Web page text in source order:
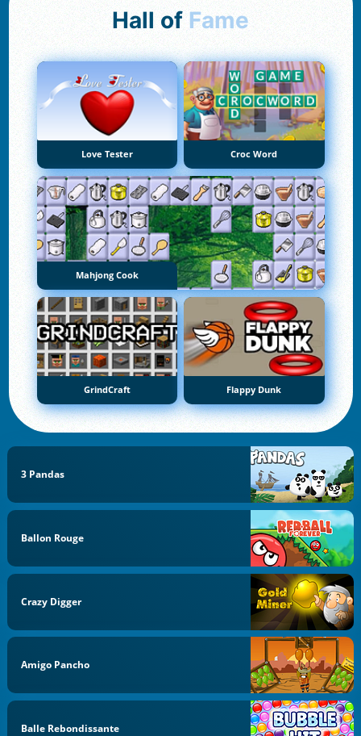
Hall of Fame
Love Tester Croc Word
Mahjong Cook
GrindCraft Flappy Dunk
3 Pandas
Ballon Rouge
Crazy Digger
Amigo Pancho
Balle Rebondissante